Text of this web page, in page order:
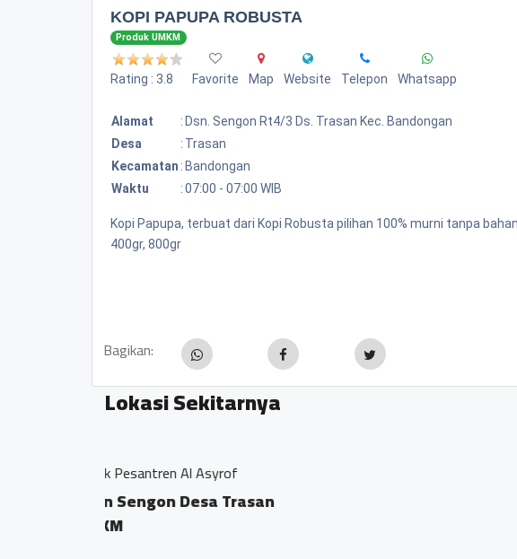
KOPI PAPUPA ROBUSTA
Produk UMKM
Rating : 3.8 Favorite Map Website Telepon Whatsapp
Alamat : Dsn. Sengon Rt4/3 Ds. Trasan Kec. Bandongan
Desa
: Trasan
Kecamatan : Bandongan
Waktu
:07:00 - 07:00 WIB
Kopi Papupa, terbuat dari Kopi Robusta pilihan 100% murni tanpa
400gr, 800gr
Bagikan:
Lokasi Sekitarnya
Dsn. Sengon RT04/03 Ds. Trasan